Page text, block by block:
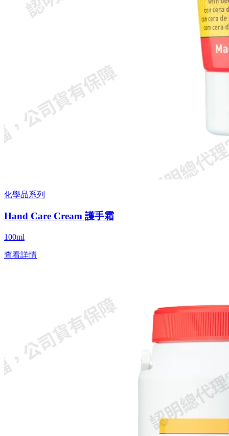
化學品系列
Hand Care Cream 護手霜
100ml
查看詳情